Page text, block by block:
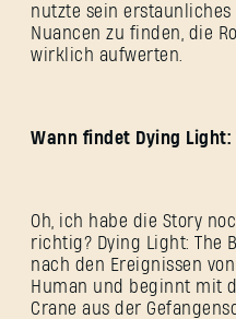
nutzte sein erstaunliches
Nuancen zu finden, die
wirklich aufwerten.
Wann findet Dying Light:
Oh, ich habe die Story
richtig? Dying Light: The
nach den Ereignissen
Human und beginnt mit
Crane aus der